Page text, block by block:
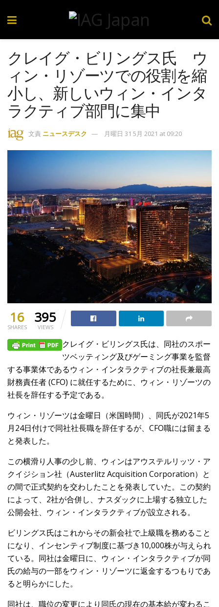
クレイグ・ビリングス氏 ウ
ィン・リゾーツでの役割を縮
小し、新しいウィン・インタ
ラクティブ部門に集中
文責 ニュースデスク 月曜日 31 5月 2021 at 09:20
16
SHARES
395
VIEWS
クレイグ・ビリングス氏は、同社のスポー
ツベッティング及びゲーミング事業を監督
する事業体であるウィン・インタラクティブの社長兼最高
財務責任者 (CFO) に就任するために、ウィン・リゾーツの
社長を辞任する予定である。
ウィン・リゾーツは金曜日（米国時間）、同氏が2021年5
月24日付けで同社社長職を辞任するが、CFO職には留まる
と発表した。
この横滑り人事の少し前、ウィンはアウステルリッツ・ア
クイジション社（Austerlitz Acquisition Corporation）と
の間で正式契約を交わしたことを発表していた。この契約
によって、2社が合併し、ナスダックに上場する独立した
公開会社、ウィン・インタラクティブが設立される。
ビリングス氏はこれからその新会社で上級職を務めること
になり、インセンティブ制度に基づき10,000株が与えられ
ている。同社は金曜日に、ウィン・インタラクティブが同
氏の給与の一部をウィン・リゾーツに返金するつもりであ
ると明らかにした。
同社は、職位の変更により同氏の現在の基本給が変わるこ